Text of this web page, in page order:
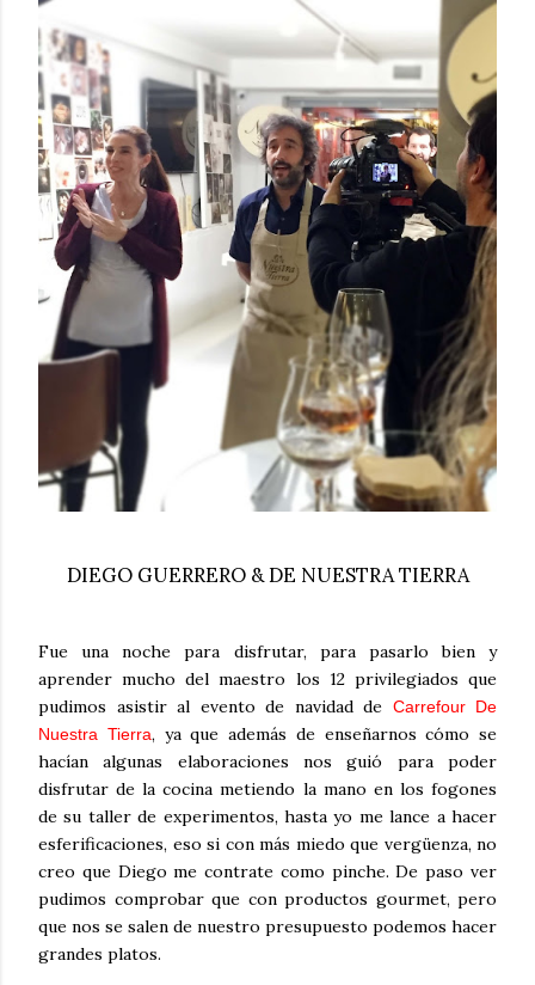
DIEGO GUERRERO & DE NUESTRA TIERRA
Fue una noche para disfrutar, para pasarlo bien y
aprender mucho del maestro los 12 privilegiados que
pudimos asistir al evento de navidad de Carrefour De
Nuestra Tierra, ya que además de enseñarnos cómo se
hacían algunas elaboraciones nos guió para poder
disfrutar de la cocina metiendo la mano en los fogones
de su taller de experimentos, hasta yo me lance a hacer
esferificaciones, eso si con más miedo que vergüenza, no
creo que Diego me contrate como pinche. De paso ver
pudimos comprobar que con productos gourmet, pero
que nos se salen de nuestro presupuesto podemos hacer
grandes platos.